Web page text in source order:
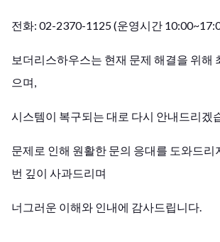
전화: 02-2370-1125 (운영시간
보더리스하우스는 현재 문제 해결을 위해
으며,
시스템이 복구되는 대로 다시 안내드리겠
문제로 인해 원활한 문의 응대를 도와드리
번 깊이 사과드리며
너그러운 이해와 인내에 감사드립니다.